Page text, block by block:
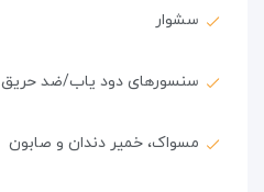
سشوار
سنسورهای دود یاب/ضد حریق
مسواک، خمیر دندان و صابون